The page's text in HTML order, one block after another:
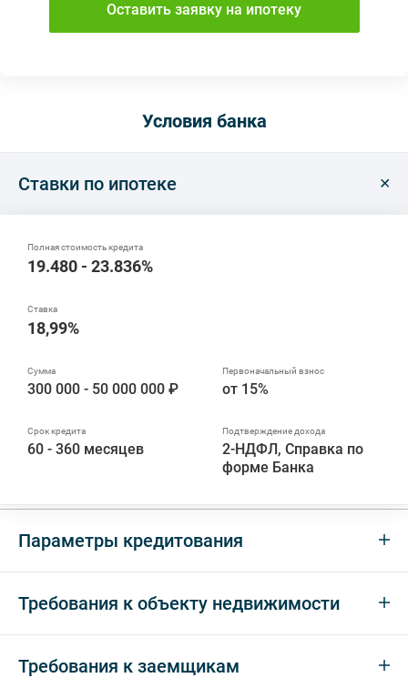
Оставить заявку на ипотеку
Условия банка
Ставки по ипотеке
19.480 - 23.836%
18,99%
300 000 - 50 000 000 ₽ от 15%
60 - 360 месяцев
2-НДФЛ, Справка по
форме Банка
Параметры кредитования
Требования к объекту недвижимости
Требования к заемщикам